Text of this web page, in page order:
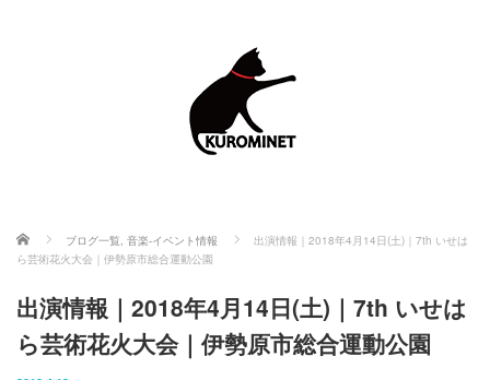
ホーム ブログ一覧, 音楽-イベント情報
出演情報｜2018年4月14日(土)｜7th いせは
ら芸術花火大会｜伊勢原市総合運動公園
出演情報｜2018年4月14日(土)｜7th いせは
ら芸術花火大会｜伊勢原市総合運動公園